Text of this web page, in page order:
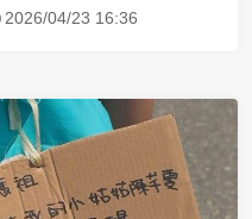
忍尿5小時不喊累
2026/04/23 16:36